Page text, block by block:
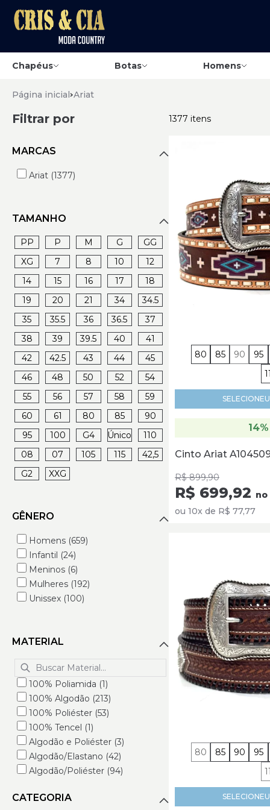
Chapéus Botas Homens
Página inicial Ariat
Filtrar por
MARCAS
Ariat (1377)
TAMANHO
PP P M G
GG
XG
7 8 10
12
14
15 16 17
18
19
20 21 34
34.5
35
35.5 36 36.5
37
38
39 39.5 40
41
42
42.5 43 44
45
46
48 50 52
54
55
56 57 58
59
60
61 80 85
90
95
100 G4 Único
110
08
07 105 115
42,5
G2
XXG
GÊNERO
Homens (659)
Infantil (24)
Meninos (6)
Mulheres (192)
Unissex (100)
MATERIAL
100% Poliamida (1)
100% Algodão (213)
100% Poliéster (53)
100% Tencel (1)
Algodão e Poliéster (3)
Algodão/Elastano (42)
Algodão/Poliéster (94)
Algodão/Poliéster/Nylon (1)
CATEGORIA
1377 itens
80 85 90 95
SELECIONE
Cinto Ariat
R$ 899,90
R$ 699,92 no
ou 10x de R$ 77,77
80 85 90 95
SELECIONE